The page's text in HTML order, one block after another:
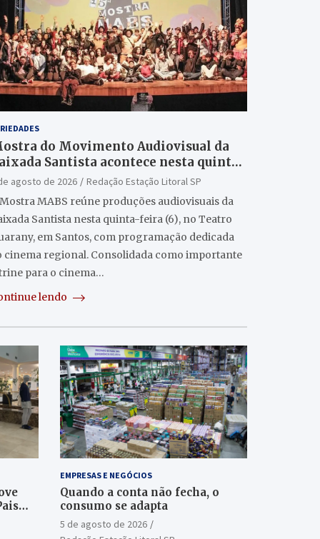
do Movimento Audiovisual da
Santista acontece nesta quinta
8) no Teatro Guarany
agosto de 2026
Redação Estação Litoral SP
MABS reúne produções audiovisuais da
Santista nesta quinta-feira (6), no Teatro
em Santos, com programação dedicada
cinema regional. Consolidada como importante
para o cinema…
lendo
EMPRESAS E NEGÓCIOS
Quando a conta não fecha, o
consumo se adapta
5 de agosto de 2026